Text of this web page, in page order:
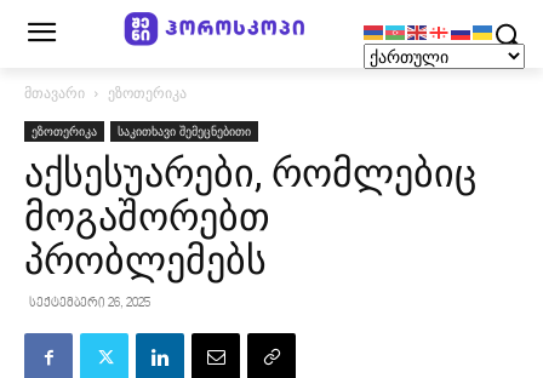
მთავარი ეზოთერიკა
ეზოთერიკა საკითხავი შემეცნებითი
აქსესუარები, რომლებიც
მოგაშორებთ
პრობლემებს
სექტემბერი 26, 2025